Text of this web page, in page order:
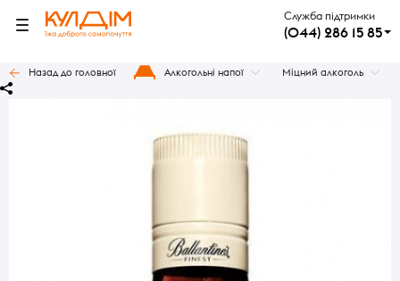
Служба підтримки
(044) 286 15 85
Назад до головної Алкогольні напої Міцний алкоголь